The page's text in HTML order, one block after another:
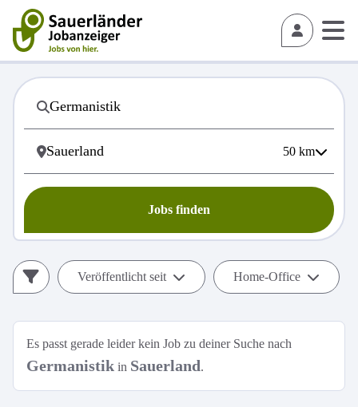
50 km
Jobs finden
Veröffentlicht seit Home-Office
Es passt gerade leider kein Job zu deiner Suche nach
Germanistik in Sauerland.